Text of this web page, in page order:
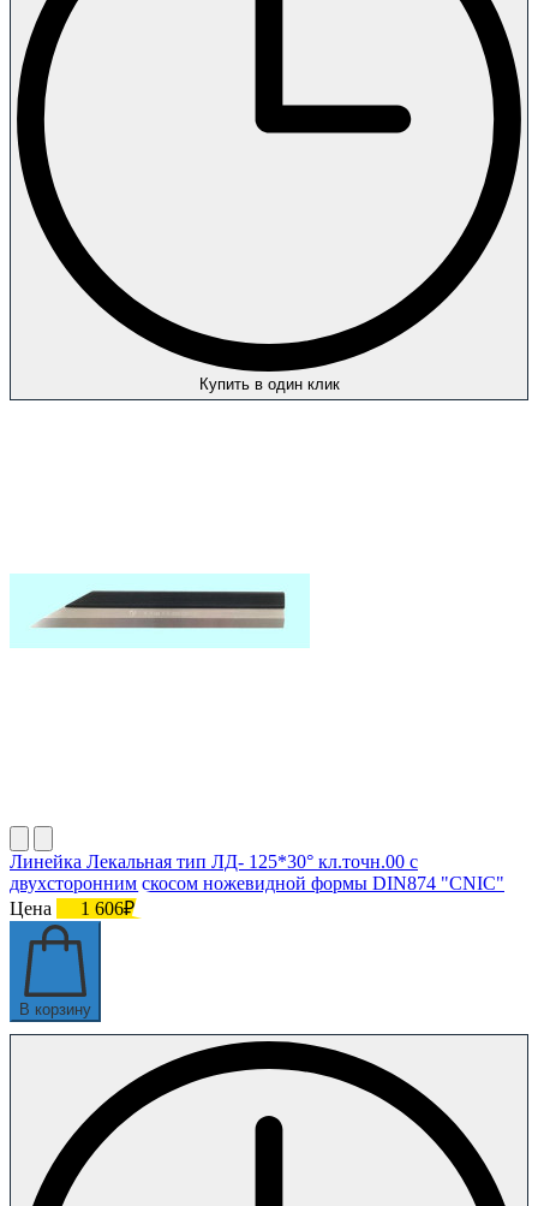
Купить в один клик
Линейка Лекальная тип ЛД- 125*30° кл.точн.00 с
двухсторонним скосом ножевидной формы DIN874 "CNIC"
Цена
1 606₽
В корзину